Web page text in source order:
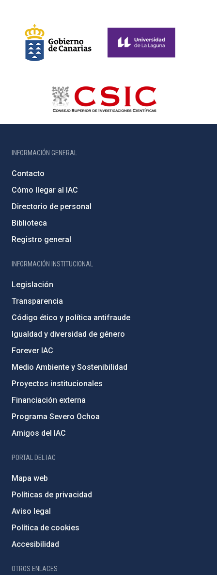
INFORMACIÓN GENERAL
Contacto
Cómo llegar al IAC
Directorio de personal
Biblioteca
Registro general
INFORMACIÓN INSTITUCIONAL
Legislación
Transparencia
Código ético y política antifraude
Igualdad y diversidad de género
Forever IAC
Medio Ambiente y Sostenibilidad
Proyectos institucionales
Financiación externa
Programa Severo Ochoa
Amigos del IAC
PORTAL DEL IAC
Mapa web
Políticas de privacidad
Aviso legal
Política de cookies
Accesibilidad
OTROS ENLACES